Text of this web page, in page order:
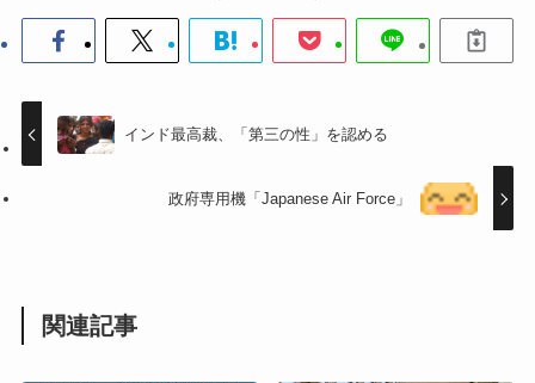
インド最高裁、「第三の性」を認める
政府専用機「Japanese Air Force」
関連記事